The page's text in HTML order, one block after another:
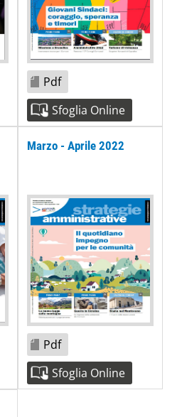
Pdf
Sfoglia Online
Marzo - Aprile 2022
Pdf
Sfoglia Online